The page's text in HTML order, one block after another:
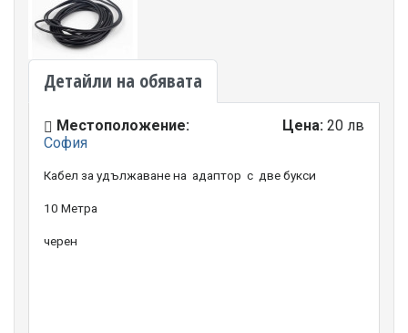
Детайли на обявата
Местоположение:
София
Цена: 20 лв
Кабел за удължаване на адаптор с две букси
10 Метра
черен